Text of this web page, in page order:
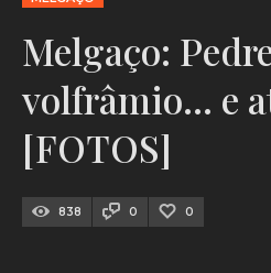
Melgaço:
volfrâmio… e
[FOTOS]
838 0 0